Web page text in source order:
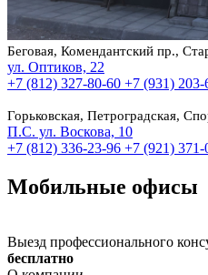
Беговая, Комендантский пр.,
ул. Оптиков, 22
+7 (812) 327-80-60 +7 (931) 203-
Горьковская, Петроградская,
П.С. ул. Воскова, 10
+7 (812) 336-23-96 +7 (921) 371-
Мобильные офисы
Выезд профессионального
бесплатно